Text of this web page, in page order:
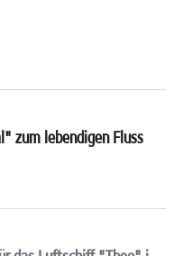
zum lebendigen Fluss